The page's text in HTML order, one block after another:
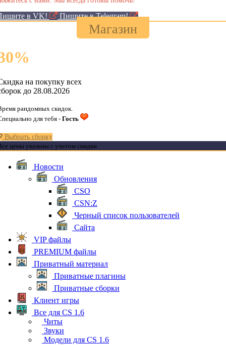
в VK! Пишите в Telegram!
Магазин
%
на покупку всех
до 28.08.2026
рандомных скидок.
для тебя - Гость
Выбрать сборку
цены указаны с учетом скидки
Новости
Обновления
CSO
CSN:Z
Черный список пользователей
Сайта
VIP файлы
PREMIUM файлы
Приватный материал
Приватные плагины
Приватные сборки
Клиент игры
Все для CS 1.6
Читы
Звуки
Модели для CS 1.6